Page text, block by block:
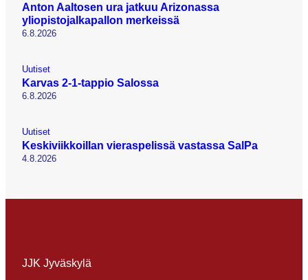
Anton Aaltosen ura jatkuu Arizonassa
yliopistojalkapallon merkeissä
6.8.2026
Uutiset
Karvas 2-1-tappio Salossa
6.8.2026
Uutiset
Keskiviikkoillan vieraspelissä vastassa SalPa
4.8.2026
JJK Jyväskylä